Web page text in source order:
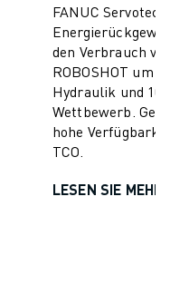
FANUC
den Verbrauch
ROBOSHOT um
Hydraulik und
Wettbewerb.
hohe
TCO.
LESEN SIE MEHR